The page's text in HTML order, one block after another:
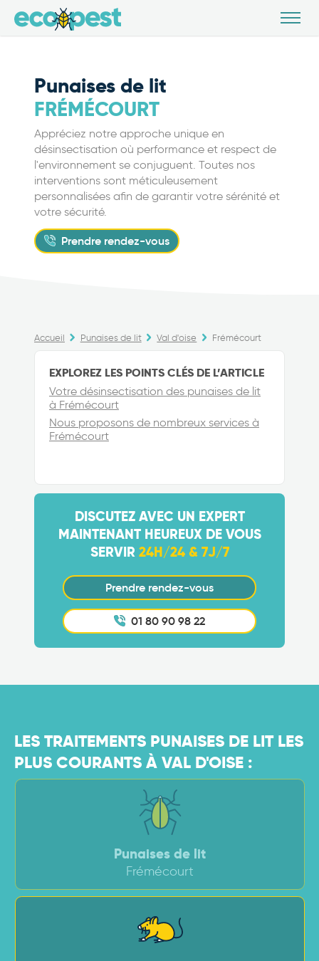
Punaises de lit
FRÉMÉCOURT
Appréciez notre approche unique en
désinsectisation où performance et respect de
l'environnement se conjuguent. Toutes nos
interventions sont méticuleusement
personnalisées afin de garantir votre sérénité et
votre sécurité.
Prendre rendez-vous
Accueil Punaises de lit Val d'oise Frémécourt
EXPLOREZ LES POINTS CLÉS DE L’ARTICLE
Votre désinsectisation des punaises de lit
à Frémécourt
Nous proposons de nombreux services à
Frémécourt
DISCUTEZ AVEC UN EXPERT
MAINTENANT HEUREUX DE VOUS
SERVIR 24H/24 & 7J/7
Prendre rendez-vous
01 80 90 98 22
LES TRAITEMENTS PUNAISES DE LIT LES
PLUS COURANTS À VAL D'OISE :
Punaises de lit
Frémécourt